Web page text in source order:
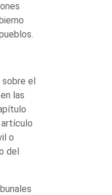
sobre el
las
artículo
o
del